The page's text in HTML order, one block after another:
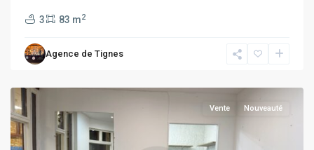
3 83 m2
Agence de Tignes
Claret,
Tignes
Val
Vente Nouveauté